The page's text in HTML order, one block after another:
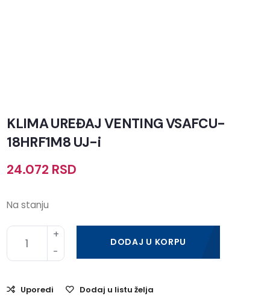
KLIMA UREĐAJ VENTING VSAFCU-
18HRF1M8 UJ-i
24.072 RSD
Na stanju
DODAJ U KORPU
Uporedi Dodaj u listu želja